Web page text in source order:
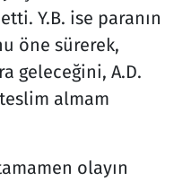
Y.B. ise paranın
öne sürerek,
geleceğini, A.D.
almam
olayın